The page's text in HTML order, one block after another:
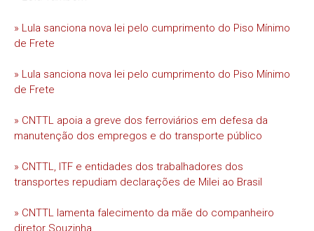
» Lula sanciona nova lei pelo cumprimento do Piso Mínimo
de Frete
» Lula sanciona nova lei pelo cumprimento do Piso Mínimo
de Frete
» CNTTL apoia a greve dos ferroviários em defesa da
manutenção dos empregos e do transporte público
» CNTTL, ITF e entidades dos trabalhadores dos
transportes repudiam declarações de Milei ao Brasil
» CNTTL lamenta falecimento da mãe do companheiro
diretor Souzinha